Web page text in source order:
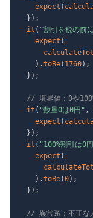
expect (
} ) ;
it ( "割引を税の前
expect (
) .toBe( 1760) ;
} ) ;
// 境界値：0や
it ( "数量0は0円" ,
expect (
} ) ;
it ( "100%割引は0
expect (
) .toBe(0) ;
} ) ;
// 異常系：不正な